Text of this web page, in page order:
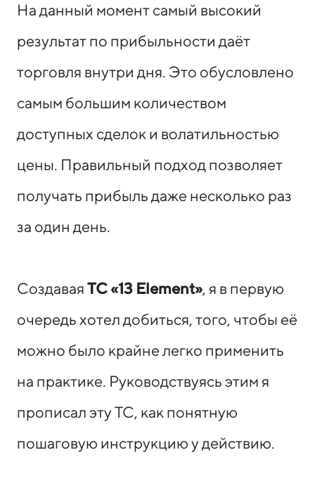
На данный момент самый высокий
результат по прибыльности даёт
торговля внутри дня. Это обусловлено
самым большим количеством
доступных сделок и волатильностью
цены. Правильный подход позволяет
получать прибыль даже несколько раз
за один день.
СоздаваяТС «13 Element», я в первую
очередь хотел добиться, того, чтобы её
можно было крайне легко применить
на практике. Руководствуясь этим я
прописал эту ТС, как понятную
пошаговую инструкцию у действию.